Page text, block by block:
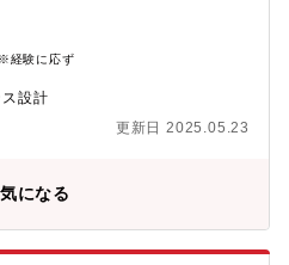
商品の技術検討を行うことで柔
験やご希望を元に研修を受けてか
、不明点はその場で解決しなが
。●3ヶ月後以降一人一人がテーマ
や探求心を持って業務に取り組む
います。※U･Iターン歓迎※モノづ
心旺盛な方は大歓迎です。■ポジ
要≫【商品技術】電子部品の置き
じて回路の設計、製品の評価 等
れている電子部品の代替品につい
す。（2）部品生産中止に伴う代替
ンプルの製品評価、対策検討、金
ック：構造系部品の設計に必要
管理業務を担っていただきま
※経験に応ず
設計
更新日 2025.05.23
気になる